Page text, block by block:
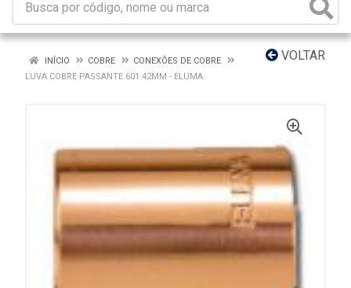
VOLTAR
INÍCIO COBRE
CONEXÕES DE COBRE
LUVA COBRE PASSANTE 601 42MM - ELUMA